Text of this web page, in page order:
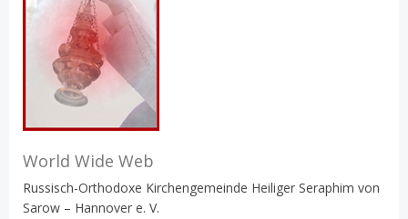
World Wide Web
Russisch-Orthodoxe Kirchengemeinde Heiliger Seraphim von
Sarow – Hannover e. V.